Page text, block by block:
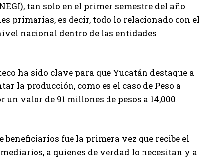
tan solo en el primer semestre del año
primarias, es decir, todo lo relacionado con el
nacional dentro de las entidades
ha sido clave para que Yucatán destaque a
la producción, como es el caso de Peso a
valor de 91 millones de pesos a 14,000
beneficiarios fue la primera vez que recibe el
a quienes de verdad lo necesitan y a